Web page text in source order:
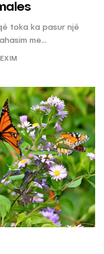
toka ka pasur një
me...